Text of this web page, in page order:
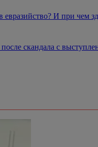
евразийство? И при чем
скандала с